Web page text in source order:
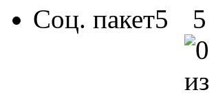
Соц. пакет